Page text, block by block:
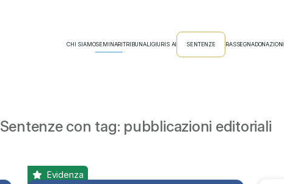
CHI SIAMOSEMINARITRIBUNALIGIURIS AI SENTENZE RASSEGNADONAZIONI
Sentenze con tag: pubblicazioni editoriali
Evidenza